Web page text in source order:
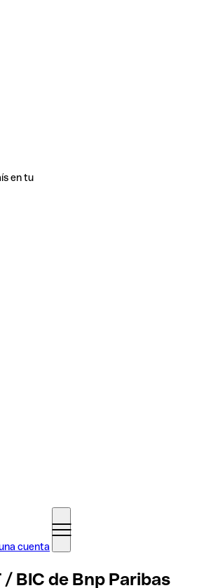
en tu
cuenta
/ BIC de Bnp Paribas